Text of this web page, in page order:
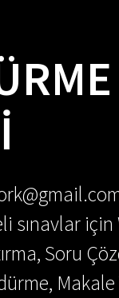
sınavlar
Soru
Makale